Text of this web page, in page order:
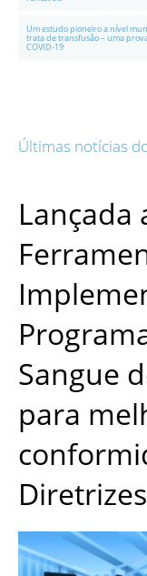
Um estudo pioneiro a nível
trata de transfusão – uma
COVID-19
Últimas notícias
Lançada
Sangue
para